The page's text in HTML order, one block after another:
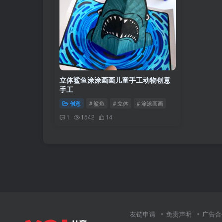
立体鲨鱼涂涂画画儿童手工动物创意
手工
创意 # 鲨鱼 # 立体 # 涂涂画画
1 1542 14
友链申请 免责声明 广告